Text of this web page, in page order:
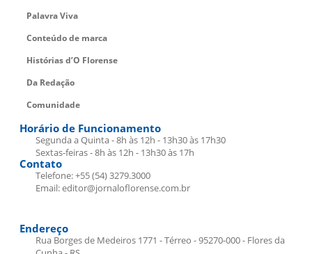
Palavra Viva
Conteúdo de marca
Histórias d’O Florense
Da Redação
Comunidade
Horário de Funcionamento
Segunda a Quinta - 8h às 12h - 13h30 às 17h30
Sextas-feiras - 8h às 12h - 13h30 às 17h
Contato
Telefone: +55 (54) 3279.3000
Email: editor@jornaloflorense.com.br
Endereço
Rua Borges de Medeiros 1771 - Térreo - 95270-000 - Flores da